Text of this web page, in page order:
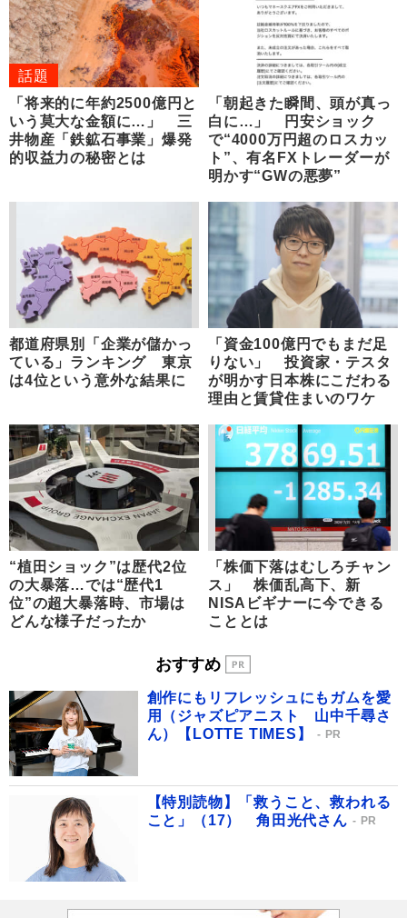
話題
「将来的に年約2500億円と
いう莫大な金額に…」 三
井物産「鉄鉱石事業」爆発
的収益力の秘密とは
「朝起きた瞬間、頭が真っ
白に…」 円安ショック
で“4000万円超のロスカッ
ト”、有名FXトレーダーが
明かす“GWの悪夢”
都道府県別「企業が儲かっ
ている」ランキング 東京
は4位という意外な結果に
「資金100億円でもまだ足
りない」 投資家・テスタ
が明かす日本株にこだわる
理由と賃貸住まいのワケ
“植田ショック”は歴代2位
の大暴落…では“歴代1
位”の超大暴落時、市場は
どんな様子だったか
「株価下落はむしろチャン
ス」 株価乱高下、新
NISAビギナーに今できる
こととは
おすすめ
創作にもリフレッシュにもガムを愛
用（ジャズピアニスト 山中千尋さ
ん）【LOTTE TIMES】
PR
【特別読物】「救うこと、救われる
こと」（17） 角田光代さん
PR